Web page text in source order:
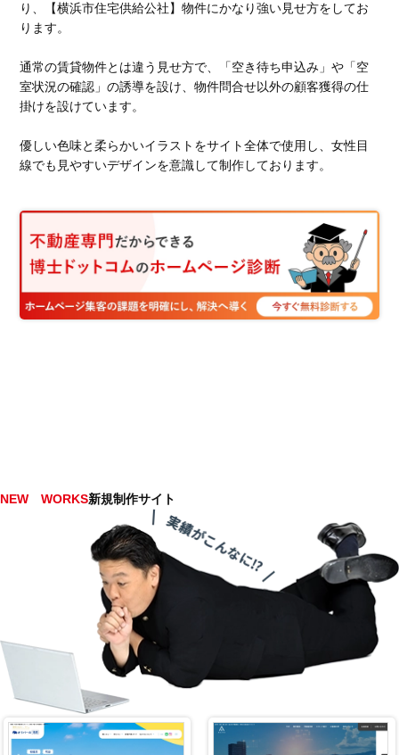
り、【横浜市住宅供給公社】物件にかなり強い見せ方をしてお
ります。
通常の賃貸物件とは違う見せ方で、「空き待ち申込み」や「空
室状況の確認」の誘導を設け、物件問合せ以外の顧客獲得の仕
掛けを設けています。
優しい色味と柔らかいイラストをサイト全体で使用し、女性目
線でも見やすいデザインを意識して制作しております。
NEW WORKS新規制作サイト